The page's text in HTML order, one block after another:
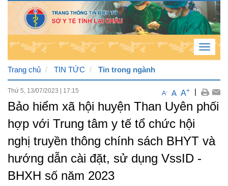
2 ,
10 /
8 /
2026
8 : 28
Toggle
Trang chủ
TIN TỨC Tin trong ngành
Thứ 5, 13/07/2023 17:15 A- A A+ |
Bảo hiểm xã hội huyện Than Uyên phối
hợp với Trung tâm y tế tổ chức hội
nghị truyền thông chính sách BHYT và
hướng dẫn cài đặt, sử dụng VssID -
BHXH số năm 2023